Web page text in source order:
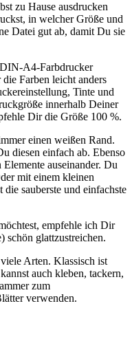
zu Hause ausdrucken
in welcher Größe und
Datei gut ab, damit Du sie
A4-Farbdrucker
Farben leicht anders
Tinte und
innerhalb Deiner
Dir die Größe 100 %.
einen weißen Rand.
diesen einfach ab. Ebenso
auseinander. Du
mit einem kleinen
sauberste und einfachste
empfehle ich Dir
schön glattzustreichen.
Arten. Klassisch ist
auch kleben, tackern,
zum
verwenden.